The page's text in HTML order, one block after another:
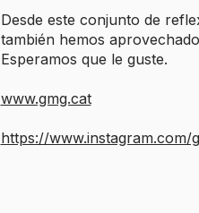
Desde este conjunto de
también hemos
Esperamos que le guste.
www.gmg.cat
https://www.instagram.com/